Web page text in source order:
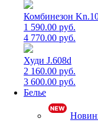
Комбинезон
1 590.00 руб.
4 770.00 руб.
Худи J.608d
2 160.00 руб.
3 600.00 руб.
Белье